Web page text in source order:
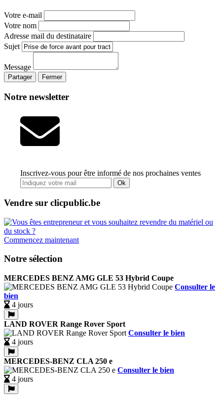
Votre e-mail
Votre nom
Adresse mail du destinataire
Sujet
Message
Partager Fermer
Notre newsletter
Inscrivez-vous pour être informé de nos prochaines ventes
Ok
Vendre sur clicpublic.be
Commencez maintenant
Notre sélection
MERCEDES BENZ AMG GLE 53 Hybrid Coupe
Consulter le
bien
4 jours
LAND ROVER Range Rover Sport
Consulter le bien
4 jours
MERCEDES-BENZ CLA 250 e
Consulter le bien
4 jours